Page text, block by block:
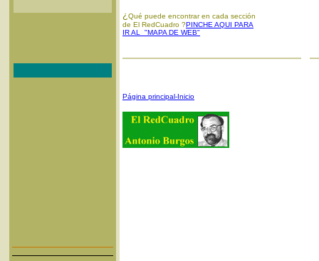
¿ Qué puede encontrar en cada sección
de El RedCuadro ?PINCHE AQUI PARA
IR AL "MAPA DE WEB"
Página principal-Inicio